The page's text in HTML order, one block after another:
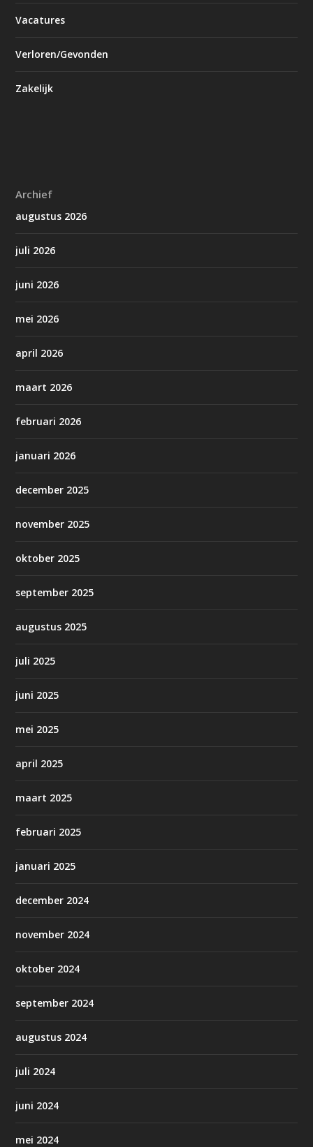
Vacatures
Verloren/Gevonden
Zakelijk
Archief
augustus 2026
juli 2026
juni 2026
mei 2026
april 2026
maart 2026
februari 2026
januari 2026
december 2025
november 2025
oktober 2025
september 2025
augustus 2025
juli 2025
juni 2025
mei 2025
april 2025
maart 2025
februari 2025
januari 2025
december 2024
november 2024
oktober 2024
september 2024
augustus 2024
juli 2024
juni 2024
mei 2024